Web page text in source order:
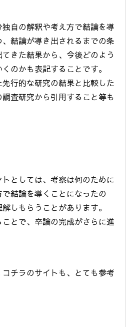
自の解釈や考え方で結論を導
結論が導き出されるまでの条
きた結果から、今後どのよう
のかも表記することです。
行的な研究の結果と比較した
査研究から引用すること等も
としては、考察は何のために
結論を導くことになったの
しもらうことがあります。
とで、卒論の完成がさらに進
チラのサイトも、とても参考